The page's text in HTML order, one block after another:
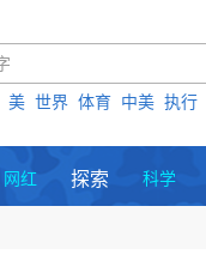
美 世界 体育 中美 执行
网红 探索 科学